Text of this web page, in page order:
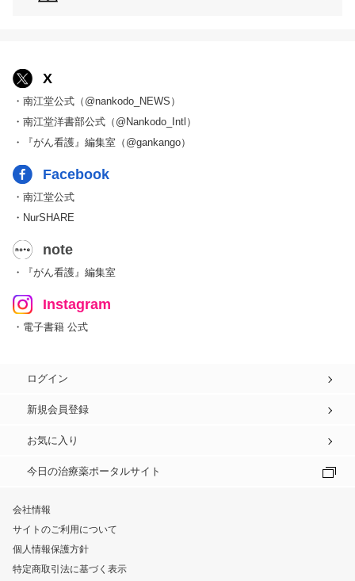
X
・南江堂公式（@nankodo_NEWS）
・南江堂洋書部公式（@Nankodo_Intl）
・『がん看護』編集室（@gankango）
Facebook
・南江堂公式
・NurSHARE
note
・『がん看護』編集室
Instagram
・電子書籍 公式
ログイン
新規会員登録
お気に入り
今日の治療薬ポータルサイト
会社情報
サイトのご利用について
個人情報保護方針
特定商取引法に基づく表示